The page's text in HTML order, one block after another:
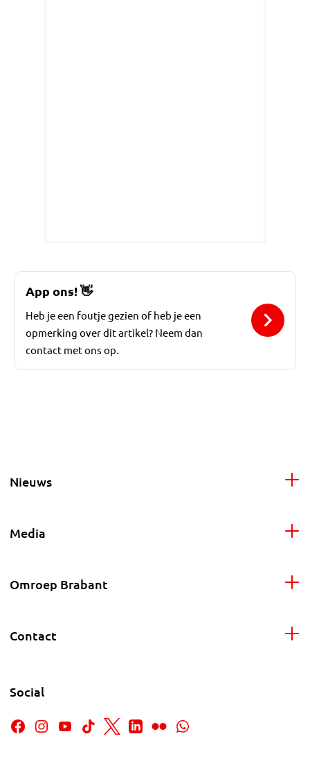
App ons!👋
Heb je een foutje gezien of heb je een
opmerking over dit artikel? Neem dan
contact met ons op.
Nieuws
Media
Omroep Brabant
Contact
Social